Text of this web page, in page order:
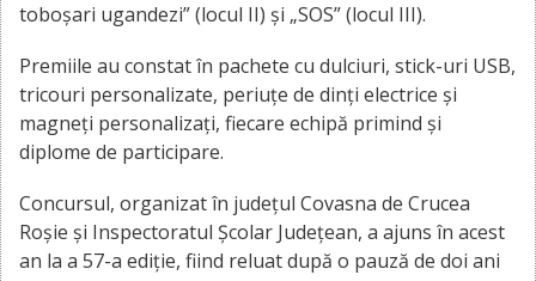
toboșari ugandezi” (locul II) și „SOS” (locul III).
Premiile au constat în pachete cu dulciuri, stick-uri USB,
tricouri personalizate, periuțe de dinți electrice și
magneți personalizați, fiecare echipă primind și
diplome de participare.
Concursul, organizat în județul Covasna de Crucea
Roşie și Inspectoratul Şcolar Judeţean, a ajuns în acest
an la a 57-a ediţie, fiind reluat după o pauză de doi ani